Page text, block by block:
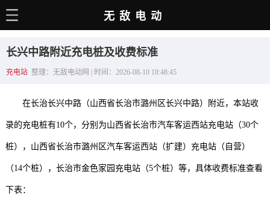
电动百科
选车推荐
充电站
用车百科
无敌电动
长兴中路附近充电桩及收费标准
充电站 整理：无敌电动网 | 时间：2026-08-10 18:48:45
在长治长兴中路（山西省长治市潞州区长兴中路）附近，本站收
录的充电桩有10个，分别为山西省长治市汽车客运西站充电站（30个
桩），山西省长治市潞州区汽车客运西站（扩建）充电站（自营）
（14个桩），长治市金色家园充电站（5个桩）等，具体收费标准查看
下表：